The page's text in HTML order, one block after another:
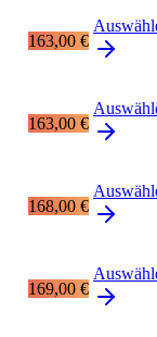
163,00 €
163,00 €
168,00 €
169,00 €